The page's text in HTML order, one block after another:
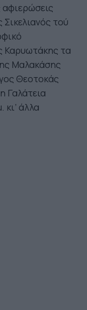
τού
Καρυωτάκης τα
Μαλακάσης
Θεοτοκάς
Γαλάτεια
κι’ άλλα